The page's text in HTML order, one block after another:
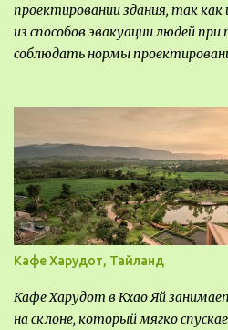
проектировании здания, так
из способов эвакуации людей
соблюдать нормы
Кафе Харудот, Тайланд
Кафе Харудот в Кхао Яй
на склоне, который мягко